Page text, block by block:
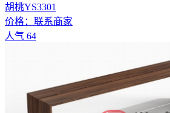
胡桃YS3301
价格： 联系商家
人气 64